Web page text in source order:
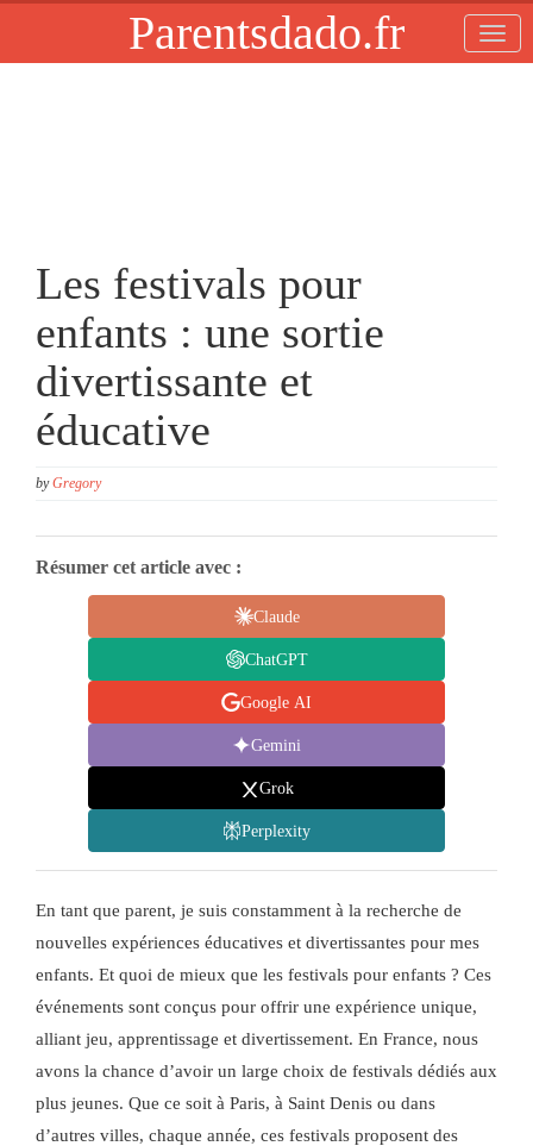
Parentsdado.fr
Les festivals pour
enfants : une sortie
divertissante et
éducative
byGregory
Résumer cet article avec :
Claude
ChatGPT
Google AI
Gemini
Grok
Perplexity
En tant que parent, je suis constamment à la recherche de
nouvelles expériences éducatives et divertissantes pour mes
enfants. Et quoi de mieux que les festivals pour enfants ? Ces
événements sont conçus pour offrir une expérience unique,
alliant jeu, apprentissage et divertissement. En France, nous
avons la chance d’avoir un large choix de festivals dédiés aux
plus jeunes. Que ce soit à Paris, à Saint Denis ou dans
d’autres villes, chaque année, ces festivals proposent des